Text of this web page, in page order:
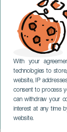
With your
technologies to
website, IP
consent to process
can withdraw your
interest at any time
website.
ГРАН-